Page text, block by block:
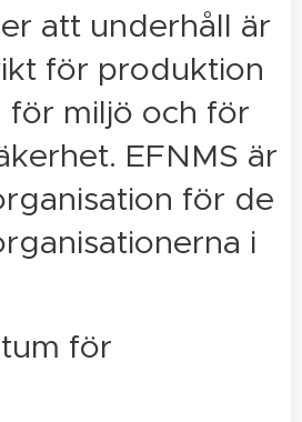
att underhåll är
för produktion
för miljö och för
EFNMS är
för de
i
för